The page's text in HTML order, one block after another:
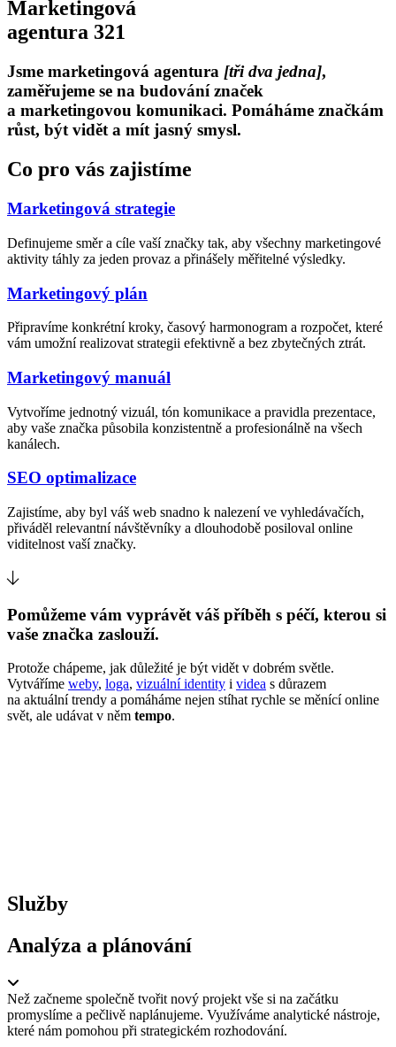
Marketingová
agentura 321
Jsme marketingová agentura [tři dva jedna],
zaměřujeme se na budování značek
a marketingovou komunikaci. Pomáháme značkám
růst, být vidět a mít jasný smysl.
Co pro vás zajistíme
Marketingová strategie
Definujeme směr a cíle vaší značky tak, aby všechny marketingové
aktivity táhly za jeden provaz a přinášely měřitelné výsledky.
Marketingový plán
Připravíme konkrétní kroky, časový harmonogram a rozpočet, které
vám umožní realizovat strategii efektivně a bez zbytečných ztrát.
Marketingový manuál
Vytvoříme jednotný vizuál, tón komunikace a pravidla prezentace,
aby vaše značka působila konzistentně a profesionálně na všech
kanálech.
SEO optimalizace
Zajistíme, aby byl váš web snadno k nalezení ve vyhledávačích,
přiváděl relevantní návštěvníky a dlouhodobě posiloval online
viditelnost vaší značky.
Pomůžeme vám vyprávět váš příběh s péčí, kterou si
vaše značka zaslouží.
Protože chápeme, jak důležité je být vidět v dobrém světle.
Vytváříme weby, loga, vizuální identity i videa s důrazem
na aktuální trendy a pomáháme nejen stíhat rychle se měnící online
svět, ale udávat v něm tempo.
Služby
Analýza a plánování
Než začneme společně tvořit nový projekt vše si na začátku
promyslíme a pečlivě naplánujeme. Využíváme analytické nástroje,
které nám pomohou při strategickém rozhodování.